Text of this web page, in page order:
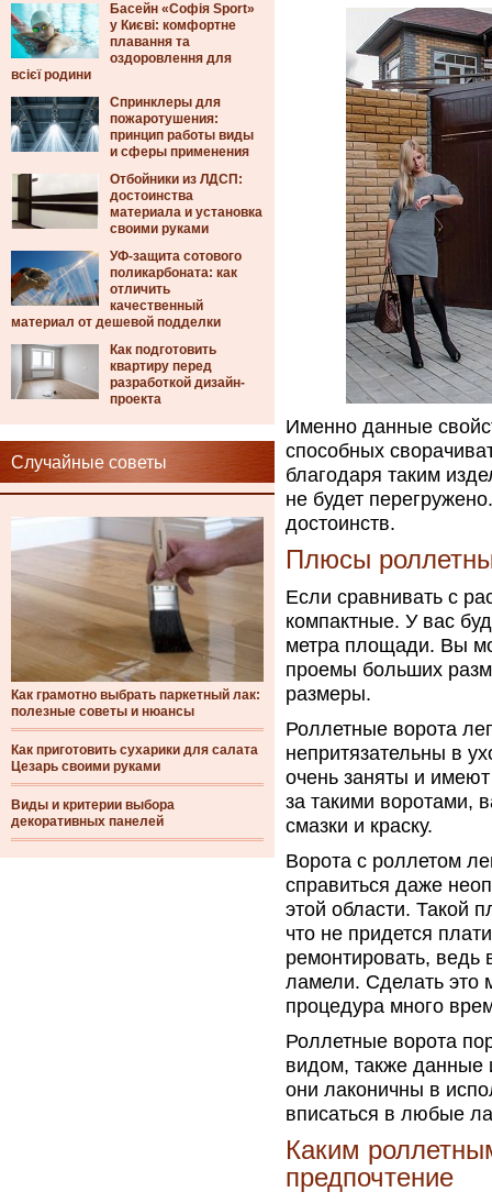
Басейн «Софія Sport»
у Києві: комфортне
плавання та
оздоровлення для
всієї родини
Спринклеры для
пожаротушения:
принцип работы виды
и сферы применения
Отбойники из ЛДСП:
достоинства
материала и установка
своими руками
УФ-защита сотового
поликарбоната: как
отличить
качественный
материал от дешевой подделки
Как подготовить
квартиру перед
разработкой дизайн-
проекта
Случайные советы
Как грамотно выбрать паркетный лак:
полезные советы и нюансы
Как приготовить сухарики для салата
Цезарь своими руками
Виды и критерии выбора
декоративных панелей
Именно данные
способных
благодаря таким
не будет
достоинств.
Плюсы
Если сравнивать с
компактные. У вас
метра площади. Вы
проемы больших
размеры.
Роллетные ворота
непритязательны в
очень заняты и
за такими воротами,
смазки и краску.
Ворота с роллетом
справиться даже
этой области. Такой
что не придется
ремонтировать, ведь
ламели. Сделать это
процедура много
Роллетные ворота
видом, также данные
они лаконичны в
вписаться в любые
Каким
предпочтение